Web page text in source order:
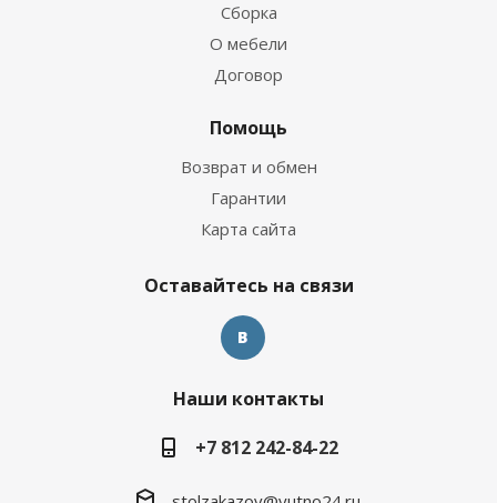
Сборка
О мебели
Договор
Помощь
Возврат и обмен
Гарантии
Карта сайта
Оставайтесь на связи
Наши контакты
+7 812 242-84-22